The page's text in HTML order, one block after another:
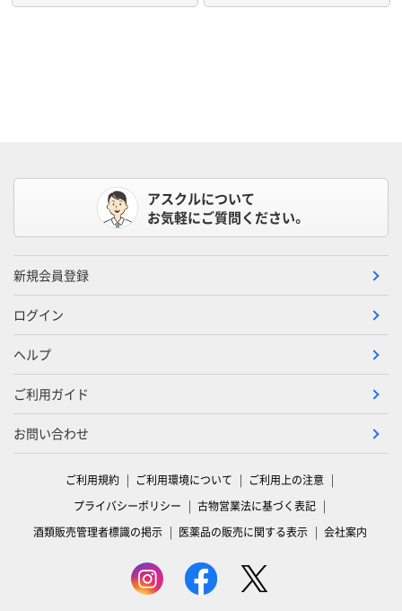
アスクルについて
お気軽にご質問ください。
新規会員登録
ログイン
ヘルプ
ご利用ガイド
お問い合わせ
ご利用規約 ご利用環境について
ご利用上の注意
プライバシーポリシー
古物営業法に基づく表記
酒類販売管理者標識の掲示
医薬品の販売に関する表示 会社案内